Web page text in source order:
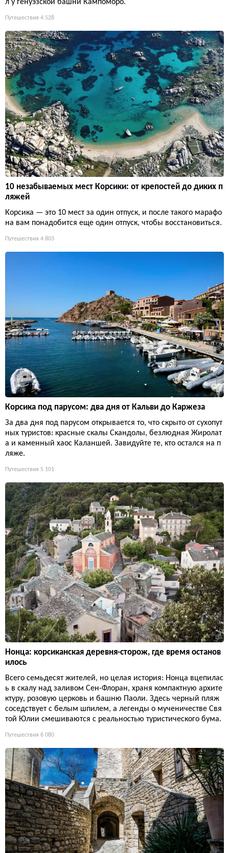
л у генуэзской башни Кампоморо.
Путешествия 4 528
10 незабываемых мест Корсики: от крепостей до диких п
ляжей
Корсика — это 10 мест за один отпуск, и после такого марафо
на вам понадобится еще один отпуск, чтобы восстановиться.
Путешествия 4 803
Корсика под парусом: два дня от Кальви до Каржеза
За два дня под парусом открывается то, что скрыто от сухопут
ных туристов: красные скалы Скандолы, безлюдная Жиролат
а и каменный хаос Каланшей. Завидуйте те, кто остался на п
ляже.
Путешествия 5 101
Нонца: корсиканская деревня-сторож, где время останов
илось
Всего семьдесят жителей, но целая история: Нонца вцепилас
ь в скалу над заливом Сен-Флоран, храня компактную архите
ктуру, розовую церковь и башню Паоли. Здесь черный пляж
соседствует с белым шпилем, а легенды о мученичестве Свя
той Юлии смешиваются с реальностью туристического бума.
Путешествия 6 080